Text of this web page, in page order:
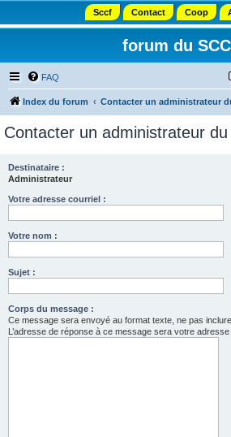
Sccf Contact Coop
forum du
FAQ
Index du forum Contacter un administrateur
Contacter un administrateur
Destinataire :
Administrateur
Votre adresse courriel :
Votre nom :
Sujet :
Corps du message :
Ce message sera envoyé au format texte, ne pas
L’adresse de réponse à ce message sera votre adresse